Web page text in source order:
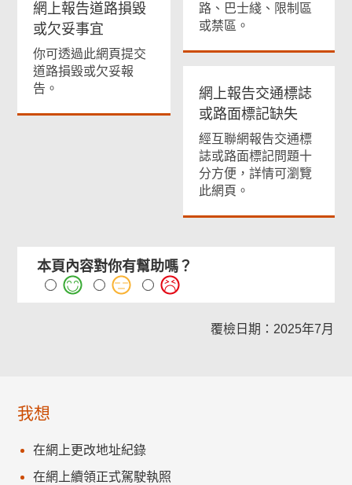
路、巴士綫、限制區
或禁區。
網上報告道路損毀
或欠妥事宜
你可透過此網頁提交
道路損毀或欠妥報
告。
網上報告交通標誌
或路面標記缺失
經互聯網報告交通標
誌或路面標記問題十
分方便，詳情可瀏覽
此網頁。
本頁內容對你有幫助嗎？
覆檢日期：2025年7月
我想
在網上更改地址紀錄
在網上續領正式駕駛執照